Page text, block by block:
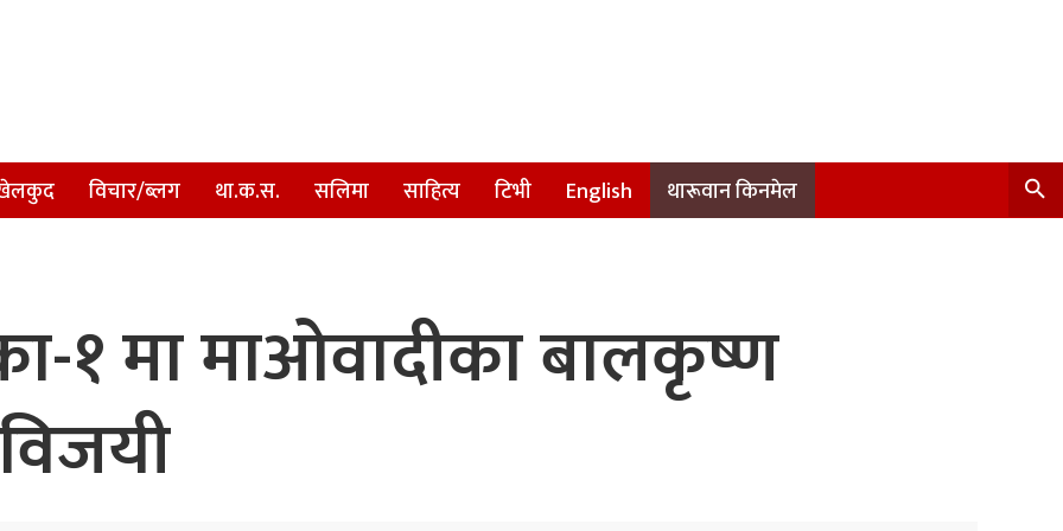
विचार/ब्लग था.क.स. सलिमा साहित्य टिभी English थारूवान किनमेल
१ मा माओवादीका बालकृष्ण